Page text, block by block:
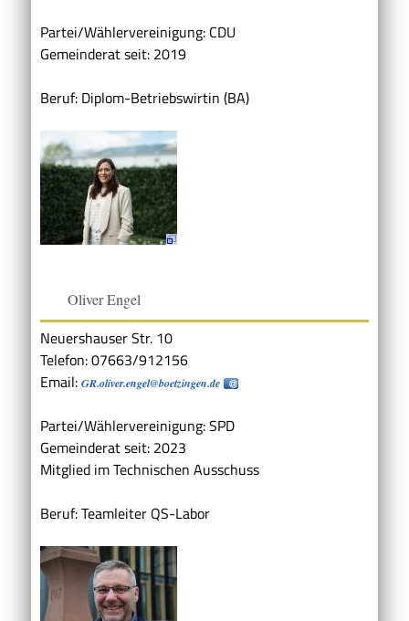
Partei/Wählervereinigung: CDU
Gemeinderat seit: 2019
Beruf: Diplom-Betriebswirtin (BA)
Oliver Engel
Neuershauser Str. 10
Telefon: 07663/912156
Email: GR.oliver.engel@boetzingen.de
Partei/Wählervereinigung: SPD
Gemeinderat seit: 2023
Mitglied im Technischen Ausschuss
Beruf: Teamleiter QS-Labor